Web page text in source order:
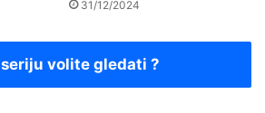
31/12/2024
volite gledati ?